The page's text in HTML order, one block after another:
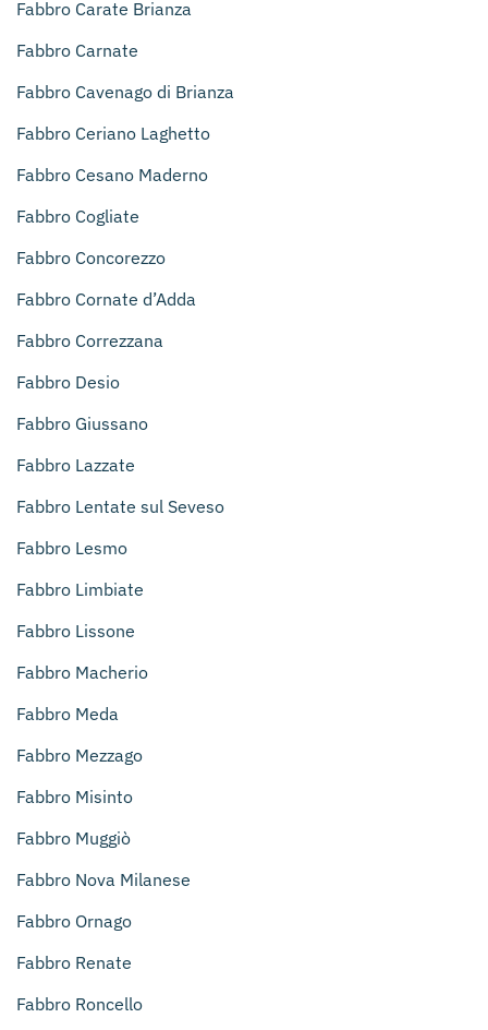
Fabbro Carate Brianza
Fabbro Carnate
Fabbro Cavenago di Brianza
Fabbro Ceriano Laghetto
Fabbro Cesano Maderno
Fabbro Cogliate
Fabbro Concorezzo
Fabbro Cornate d’Adda
Fabbro Correzzana
Fabbro Desio
Fabbro Giussano
Fabbro Lazzate
Fabbro Lentate sul Seveso
Fabbro Lesmo
Fabbro Limbiate
Fabbro Lissone
Fabbro Macherio
Fabbro Meda
Fabbro Mezzago
Fabbro Misinto
Fabbro Muggiò
Fabbro Nova Milanese
Fabbro Ornago
Fabbro Renate
Fabbro Roncello